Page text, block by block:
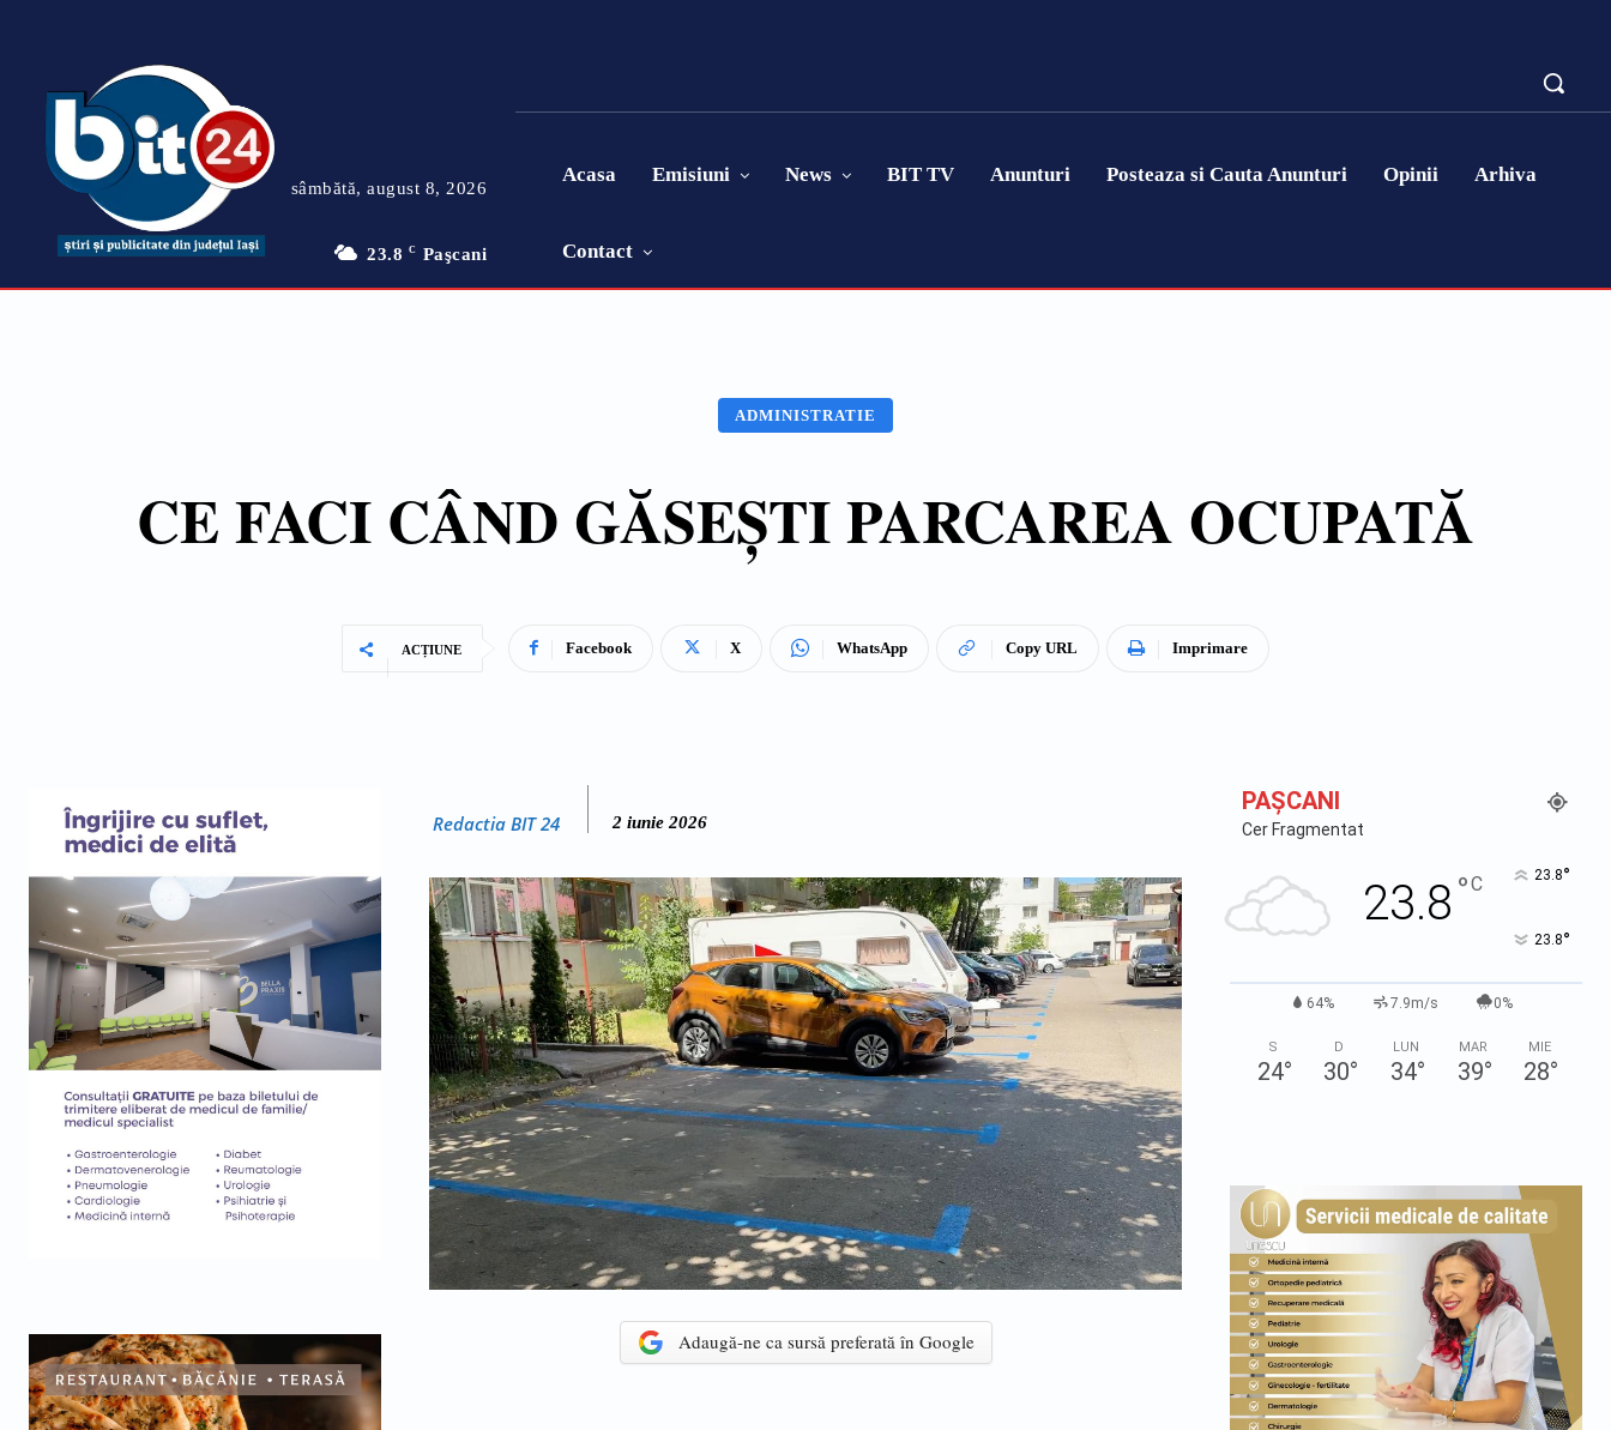
sâmbătă, august 8, 2026
23.8 C Paşcani
Acasa Emisiuni News BIT TV Anunturi Posteaza si Cauta Anunturi Opinii Arhiva
Contact
ADMINISTRATIE
CE FACI CÂND GĂSEȘTI PARCAREA OCUPATĂ
ACȚIUNE Facebook X WhatsApp Copy URL Imprimare
Redactia BIT 24 2 iunie 2026
Adaugă-ne ca sursă preferată în Google
PAŞCANI
Cer Fragmentat
23.8 °C 23.8°
23.8°
64% 7.9m/s 0%
S
24°
D
30°
LUN
34°
MAR
39°
MIE
28°